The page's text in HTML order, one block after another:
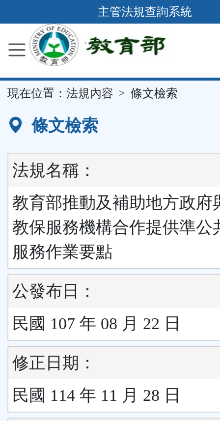
到
要
容
區
主管法規查詢系統
現在位置： 法規內容 條文檢索
條文檢索
法規名稱：
教育部推動及補助地方政府
教保服務機構合作提供準公
服務作業要點
公發布日：
民國 107 年 08 月 22 日
修正日期：
民國 114 年 11 月 28 日